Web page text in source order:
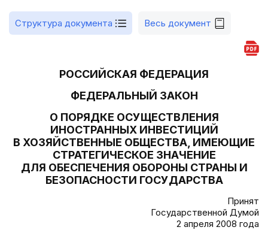
Структура документа Весь документ
РОССИЙСКАЯ ФЕДЕРАЦИЯ
ФЕДЕРАЛЬНЫЙ ЗАКОН
О ПОРЯДКЕ ОСУЩЕСТВЛЕНИЯ
ИНОСТРАННЫХ ИНВЕСТИЦИЙ
В ХОЗЯЙСТВЕННЫЕ ОБЩЕСТВА, ИМЕЮЩИЕ
СТРАТЕГИЧЕСКОЕ ЗНАЧЕНИЕ
ДЛЯ ОБЕСПЕЧЕНИЯ ОБОРОНЫ СТРАНЫ И
БЕЗОПАСНОСТИ ГОСУДАРСТВА
Принят
Государственной Думой
2 апреля 2008 года